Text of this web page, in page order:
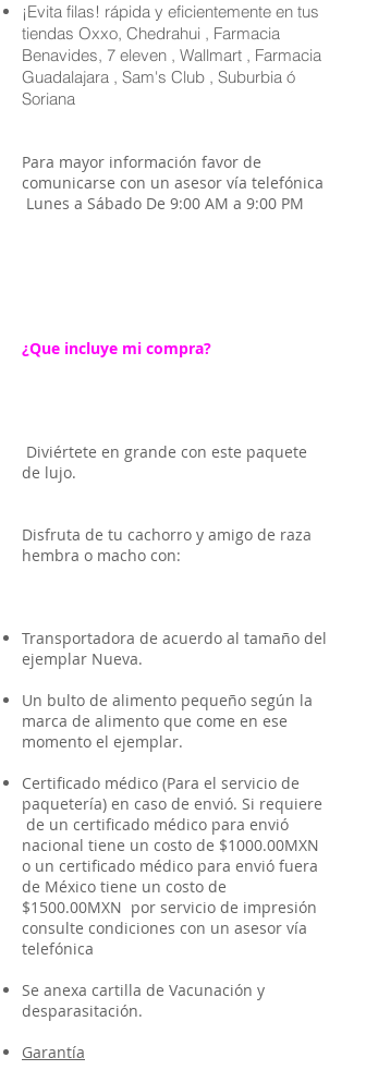
¡Evita filas! rápida y eficientemente en tus
tiendas Oxxo, Chedrahui , Farmacia
Benavides, 7 eleven , Wallmart , Farmacia
Guadalajara , Sam's Club , Suburbia ó
Soriana
Para mayor información favor de
comunicarse con un asesor vía telefónica
Lunes a Sábado De 9:00 AM a 9:00 PM
¿Que incluye mi compra?
Diviértete en grande con este paquete
de lujo.
Disfruta de tu cachorro y amigo de raza
hembra o macho con:
Transportadora de acuerdo al tamaño del
ejemplar Nueva.
Un bulto de alimento pequeño según la
marca de alimento que come en ese
momento el ejemplar.
Certificado médico (Para el servicio de
paquetería) en caso de envió. Si requiere
de un certificado médico para envió
nacional tiene un costo de $1000.00MXN
o un certificado médico para envió fuera
de México tiene un costo de
$1500.00MXN por servicio de impresión
consulte condiciones con un asesor vía
telefónica
Se anexa cartilla de Vacunación y
desparasitación.
Garantía